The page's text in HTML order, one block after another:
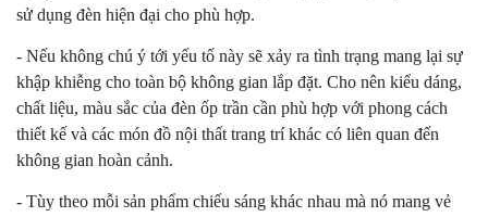
sử dụng đèn hiện đại cho phù hợp.
- Nếu không chú ý tới yếu tố này sẽ xảy ra tình trạng mang lại sự
khập khiễng cho toàn bộ không gian lắp đặt. Cho nên kiểu dáng,
chất liệu, màu sắc của đèn ốp trần cần phù hợp với phong cách
thiết kế và các món đồ nội thất trang trí khác có liên quan đến
không gian hoàn cảnh.
- Tùy theo mỗi sản phẩm chiếu sáng khác nhau mà nó mang vẻ